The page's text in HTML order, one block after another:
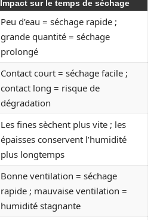
Impact sur le temps de séchage
Peu d’eau = séchage rapide ;
grande quantité = séchage
prolongé
Contact court = séchage facile ;
contact long = risque de
dégradation
Les fines sèchent plus vite ; les
épaisses conservent l’humidité
plus longtemps
Bonne ventilation = séchage
rapide ; mauvaise ventilation =
humidité stagnante